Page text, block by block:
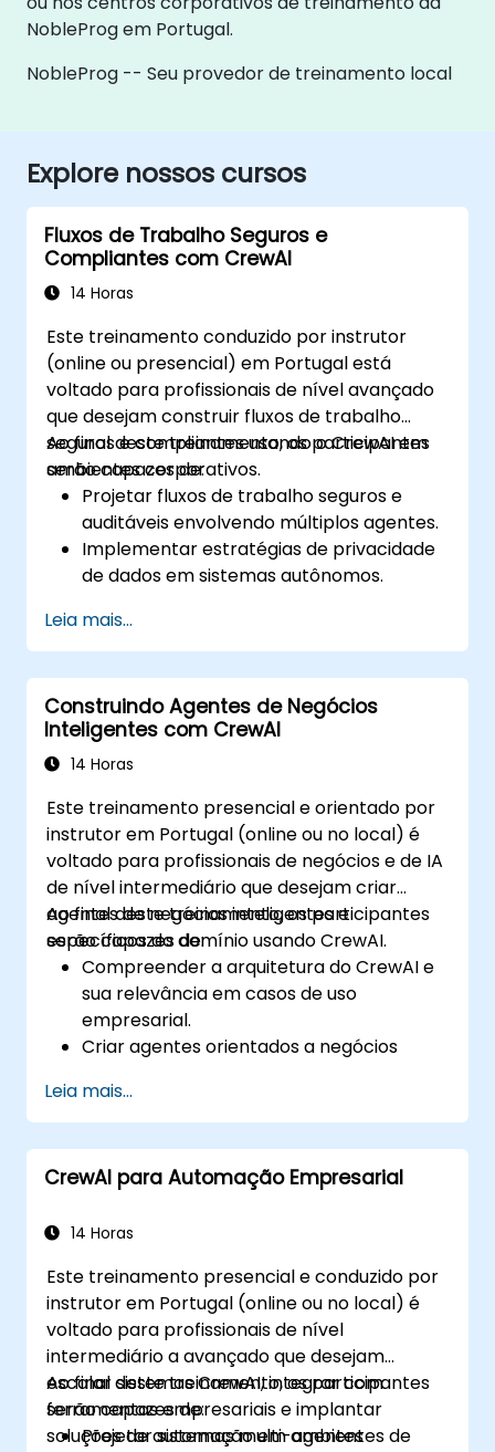
NobleProg em Portugal.
NobleProg -- Seu provedor de treinamento local
Explore nossos cursos
Fluxos de Trabalho Seguros e
Compliantes com CrewAI
14 Horas
Este treinamento conduzido por instrutor
(online ou presencial) em Portugal está
voltado para profissionais de nível avançado
que desejam construir fluxos de trabalho
seguros e compliantes usando o CrewAI em
ambientes corporativos.
Ao final deste treinamento, os participantes
serão capazes de:
Projetar fluxos de trabalho seguros e
auditáveis envolvendo múltiplos agentes.
Implementar estratégias de privacidade
de dados em sistemas autônomos.
governança e conformidade.
implantar e monitorar sistemas baseados
no CrewAI em ambientes de produção
seguros.
Leia mais...
Construindo Agentes de Negócios
Inteligentes com CrewAI
14 Horas
Este treinamento presencial e orientado por
instrutor em Portugal (online ou no local) é
voltado para profissionais de negócios e de IA
de nível intermediário que desejam criar
agentes de negócios inteligentes e
específicos do domínio usando CrewAI.
Ao final deste treinamento, os participantes
serão capazes de:
Compreender a arquitetura do CrewAI e
sua relevância em casos de uso
empresarial.
Criar agentes orientados a negócios
Construir equipes de agentes que
colaboram para executar fluxos de
trabalho empresariais.
Aplicar o CrewAI em cenários práticos,
cliente.
Leia mais...
CrewAI para Automação Empresarial
14 Horas
Este treinamento presencial e conduzido por
instrutor em Portugal (online ou no local) é
voltado para profissionais de nível
intermediário a avançado que desejam
escalar sistemas CrewAI, integrar com
ferramentas empresariais e implantar
soluções de automação em ambientes de
Ao final deste treinamento, os participantes
serão capazes de:
Projetar sistemas multi-agentes